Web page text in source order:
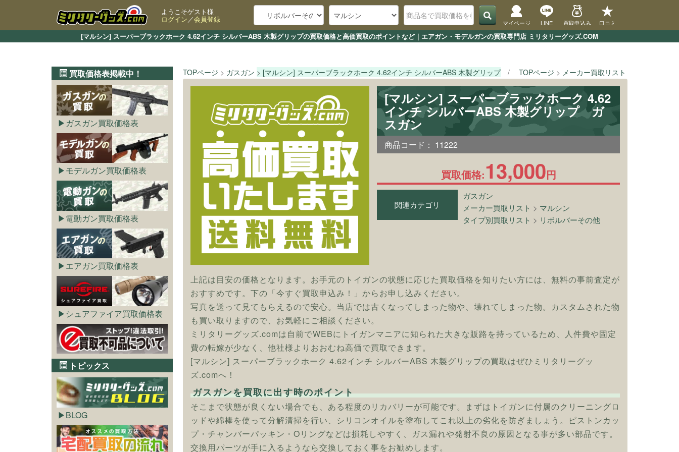
[マルシン] スーパーブラックホーク 4.62インチ シルバーABS 木製グリップの買取価格と高価買取のポイントなど｜エアガン・モデルガンの買取専門店 ミリタリーグッズ.COM
ようこそゲスト様
ログイン／会員登録 マイページ LINE 買取申込み 口コミ
TOPページ ガスガン [マルシン] スーパーブラックホーク 4.62インチ シルバーABS 木製グリップ TOPページ メーカー買取リスト
[マルシン] スーパーブラックホーク 4.62
インチ シルバーABS 木製グリップ ガ
スガン
商品コード： 11222
買取価格:13,000円
関連カテゴリ
ガスガン
メーカー買取リスト > マルシン
タイプ別買取リスト > リボルバーその他
上記は目安の価格となります。お手元のトイガンの状態に応じた買取価格を知りたい方には、無料の事前査定が
おすすめです。下の「今すぐ買取申込み！」からお申し込みください。
写真を送って見てもらえるので安心。当店では古くなってしまった物や、壊れてしまった物。カスタムされた物
も買い取りますので、お気軽にご相談ください。
ミリタリーグッズ.comは自前でWEBにトイガンマニアに知られた大きな販路を持っているため、人件費や固定
費の転嫁が少なく、他社様よりおおむね高価で買取できます。
[マルシン] スーパーブラックホーク 4.62インチ シルバーABS 木製グリップの買取はぜひミリタリーグッ
ズ.comへ！
ガスガンを買取に出す時のポイント
そこまで状態が良くない場合でも、ある程度のリカバリーが可能です。まずはトイガンに付属のクリーニングロ
ッドや綿棒を使って分解清掃を行い、シリコンオイルを塗布してこれ以上の劣化を防ぎましょう。ピストンカッ
プ・チャンバーパッキン・Oリングなどは損耗しやすく、ガス漏れや発射不良の原因となる事が多い部品です。
交換用パーツが手に入るようなら交換しておく事をお勧めします。
買取価格表掲載中！
ガスガン買取価格表
モデルガン買取価格表
電動ガン買取価格表
エアガン買取価格表
シュアファイア買取価格表
トピックス
BLOG